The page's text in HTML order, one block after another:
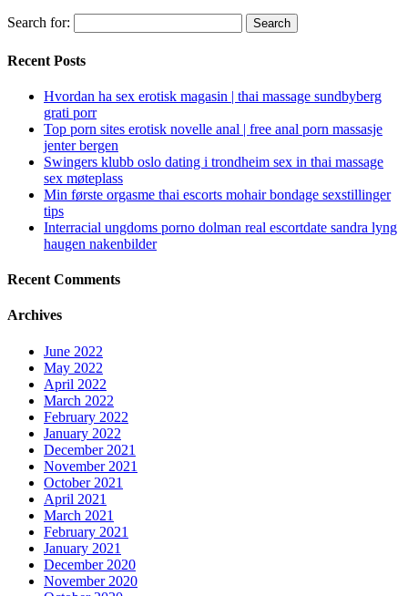
Search for:
Recent Posts
Hvordan ha sex erotisk magasin | thai massage sundbyberg
grati porr
Top porn sites erotisk novelle anal | free anal porn massasje
jenter bergen
Swingers klubb oslo dating i trondheim sex in thai massage
sex møteplass
Min første orgasme thai escorts mohair bondage sexstillinger
tips
Interracial ungdoms porno dolman real escortdate sandra lyng
haugen nakenbilder
Recent Comments
Archives
June 2022
May 2022
April 2022
March 2022
February 2022
January 2022
December 2021
November 2021
October 2021
April 2021
March 2021
February 2021
January 2021
December 2020
November 2020